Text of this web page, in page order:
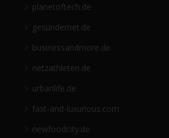
planetoftech.de
gesündernet.de
businessandmore.de
netzathleten.de
urbanlife.de
fast-and-luxurious.com
newfoodcity.de